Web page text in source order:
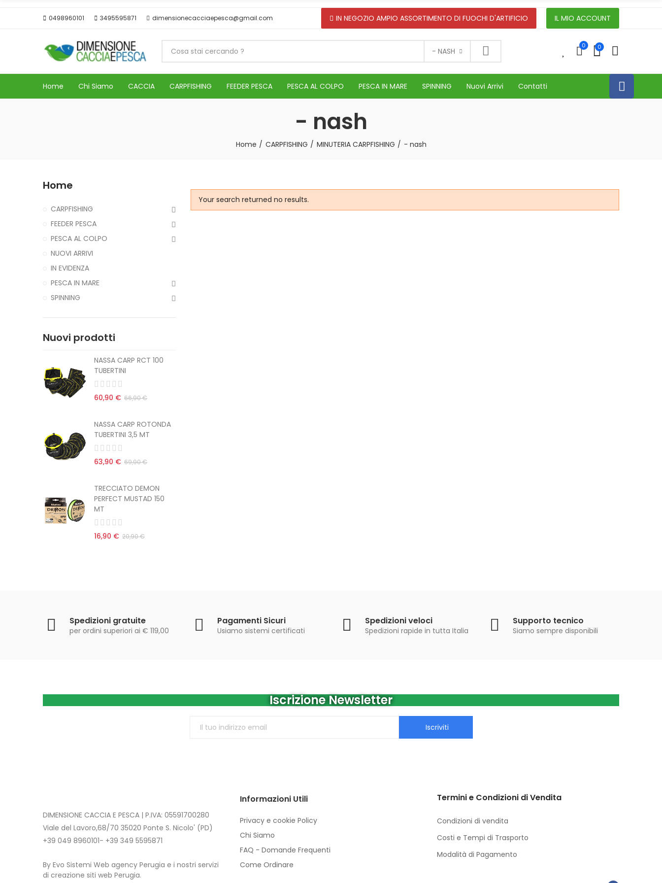
0498960101 3495595871 dimensionecacciaepesca@gmail.com IN NEGOZIO AMPIO ASSORTIMENTO DI FUOCHI D'ARTIFICIO IL MIO ACCOUNT
- NASH
0 0
Home Chi Siamo CACCIA CARPFISHING FEEDER PESCA PESCA AL COLPO PESCA IN MARE SPINNING Nuovi Arrivi Contatti
- nash
Home CARPFISHING MINUTERIA CARPFISHING - nash
Your search returned no results.
Home
CARPFISHING
FEEDER PESCA
PESCA AL COLPO
NUOVI ARRIVI
IN EVIDENZA
PESCA IN MARE
SPINNING
Nuovi prodotti
NASSA CARP RCT 100
TUBERTINI
60,90 € 66,90 €
NASSA CARP ROTONDA
TUBERTINI 3,5 MT
63,90 € 69,90 €
TRECCIATO DEMON
PERFECT MUSTAD 150
MT
16,90 € 20,90 €
Spedizioni gratuite
per ordini superiori ai € 119,00
Pagamenti Sicuri
Usiamo sistemi certificati
Spedizioni veloci
Spedizioni rapide in tutta Italia
Supporto tecnico
Siamo sempre disponibili
Iscrizione Newsletter
Iscriviti
DIMENSIONE CACCIA E PESCA | P.IVA: 05591700280
Viale del Lavoro,68/70 35020 Ponte S. Nicolo' (PD)
+39 049 8960101- +39 349 5595871
By Evo Sistemi Web agency Perugia e i nostri servizi
di creazione siti web Perugia.
Informazioni Utili
Privacy e cookie Policy
Chi Siamo
FAQ - Domande Frequenti
Come Ordinare
Termini e Condizioni di Vendita
Condizioni di vendita
Costi e Tempi di Trasporto
Modalità di Pagamento